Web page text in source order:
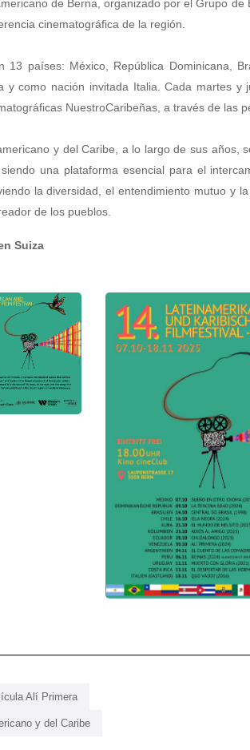
de Berna, organizado por el Grupo
cinematográfica de la región.
13 países: México, República Dominicana,
y como nación invitada Italia. Cada martes
NuestroCaribeñas, a través de las
y del Caribe, a lo largo de sus
una plataforma esencial para el
la diversidad, el entendimiento mutuo y
de los pueblos.
Suiza
Alí Primera
y del Caribe